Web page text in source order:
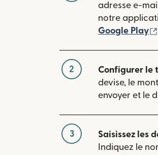
adresse e-
notre
Google Play
2 Configurer le
devise, le
envoyer et le
3
Saisissez les
Indiquez le